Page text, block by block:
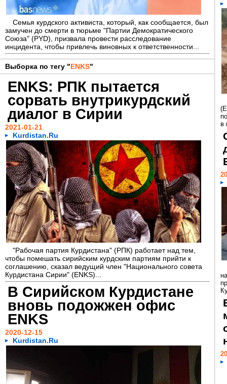
Семья курдского активиста, который, как сообщается, был
замучен до смерти в тюрьме "Партии Демократического
Союза" (PYD), призвала провести расследование
инцидента, чтобы привлечь виновных к ответственности...
Выборка по тегу "ENKS"
ENKS: РПК пытается
сорвать внутрикурдский
диалог в Сирии
2021-01-21
Kurdistan.Ru
"Рабочая партия Курдистана" (РПК) работает над тем,
чтобы помешать сирийским курдским партиям прийти к
соглашению, сказал ведущий член "Национального совета
Курдистана Сирии" (ENKS)...
В Сирийском Курдистане
вновь подожжен офис
ENKS
2020-12-15
Kurdistan.Ru
в